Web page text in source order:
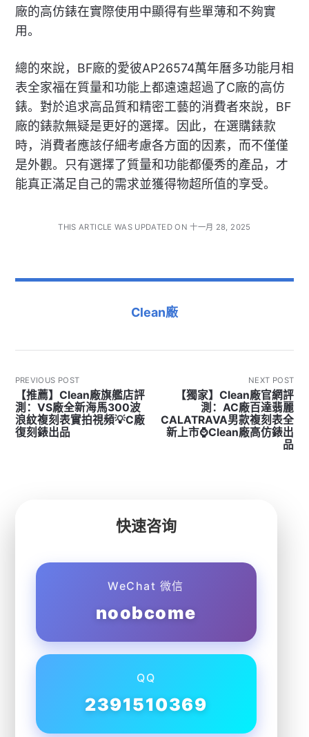
廠的高仿錶在實際使用中顯得有些單薄和不夠實
用。
總的來說，BF廠的愛彼AP26574萬年曆多功能月相
表全家福在質量和功能上都遠遠超過了C廠的高仿
錶。對於追求高品質和精密工藝的消費者來說，BF
廠的錶款無疑是更好的選擇。因此，在選購錶款
時，消費者應該仔細考慮各方面的因素，而不僅僅
是外觀。只有選擇了質量和功能都優秀的產品，才
能真正滿足自己的需求並獲得物超所值的享受。
THIS ARTICLE WAS UPDATED ON 十一月 28, 2025
Clean廠
PREVIOUS POST
【推薦】Clean廠旗艦店評
測：VS廠全新海馬300波
浪紋複刻表實拍視頻💡C廠
復刻錶出品
NEXT POST
【獨家】Clean廠官網評
測：AC廠百達翡麗
CALATRAVA男款複刻表全
新上市⌚Clean廠高仿錶出
品
快速咨询
WeChat 微信
noobcome
QQ
2391510369